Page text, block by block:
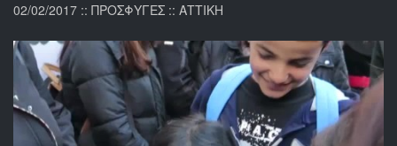
02/02/2017 :: ΠΡΟΣΦΥΓΕΣ :: ΑΤΤΙΚΗ